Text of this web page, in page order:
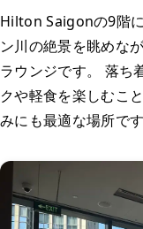
Hilton Saigonの9階
ン川の絶景を眺めな
ラウンジです。 落ち
クや軽食を楽しむこ
みにも最適な場所です